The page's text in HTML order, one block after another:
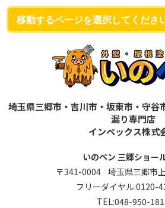
埼玉県三郷市・吉川市・坂東市・守谷
漏り専門店
インペックス株式
いのペン 三郷ショー
〒341-0004 埼玉県三郷市
フリーダイヤル:0120-
TEL:048-950-